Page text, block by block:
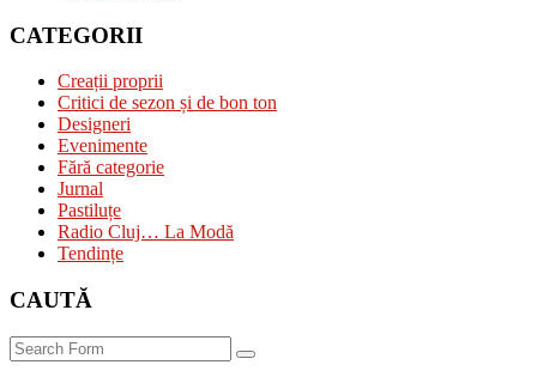
CATEGORII
Creații proprii
Critici de sezon și de bon ton
Designeri
Evenimente
Fără categorie
Jurnal
Pastiluțe
Radio Cluj… La Modă
Tendințe
CAUTĂ
Search